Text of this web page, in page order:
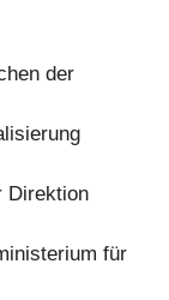
der
Direktion
für